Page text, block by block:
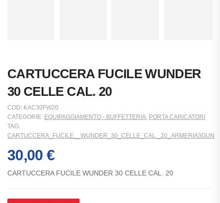
CARTUCCERA FUCILE WUNDER
30 CELLE CAL. 20
COD: KAC30FW20
CATEGORIE: EQUIPAGGIAMENTO - BUFFETTERIA, PORTA CARICATORI
TAG:
CARTUCCERA_FUCILE__WUNDER_30_CELLE_CAL._20_ARMERIA3GUN
30,00 €
CARTUCCERA FUCILE WUNDER 30 CELLE CAL. 20